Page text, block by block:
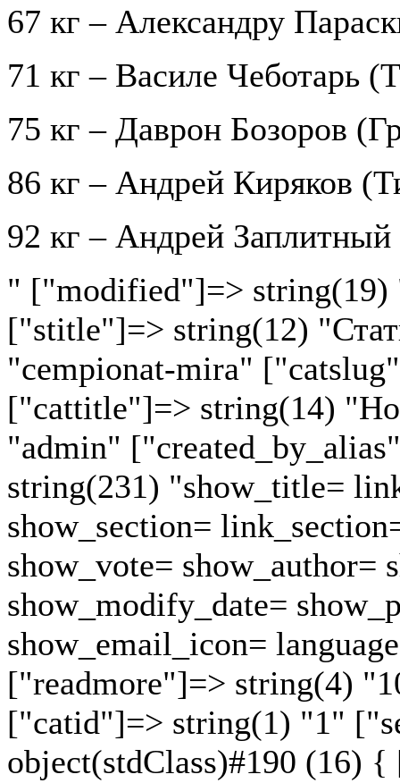
67 кг – Александру
71 кг – Василе Чеботарь
75 кг – Даврон Бозоров
86 кг – Андрей Киряков
92 кг – Андрей
" ["modified"]=> string(19)
["stitle"]=> string(12)
"cempionat-mira"
["cattitle"]=> string(14)
"admin"
string(231) "show_title=
show_section=
show_vote= show_author=
show_modify_date=
show_email_icon=
["readmore"]=> string(4)
["catid"]=> string(1) "1"
object(stdClass)#190 (16)